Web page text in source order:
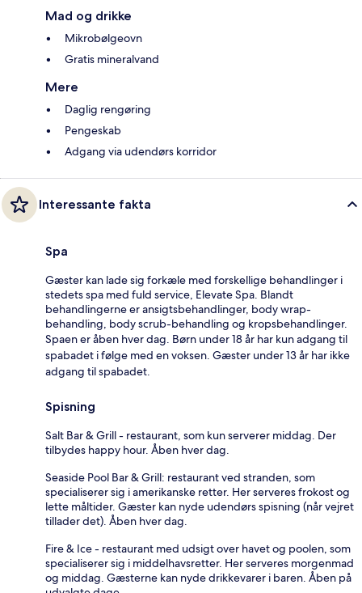
Mad og drikke
Mikrobølgeovn
Gratis mineralvand
Mere
Daglig rengøring
Pengeskab
Adgang via udendørs korridor
Interessante fakta
Spa
Gæster kan lade sig forkæle med forskellige behandlinger i
stedets spa med fuld service, Elevate Spa. Blandt
behandlingerne er ansigtsbehandlinger, body wrap-
behandling, body scrub-behandling og kropsbehandlinger.
Spaen er åben hver dag. Børn under 18 år har kun adgang til
spabadet i følge med en voksen. Gæster under 13 år har ikke
adgang til spabadet.
Spisning
Salt Bar & Grill - restaurant, som kun serverer middag. Der
tilbydes happy hour. Åben hver dag.
Seaside Pool Bar & Grill: restaurant ved stranden, som
specialiserer sig i amerikanske retter. Her serveres frokost og
lette måltider. Gæster kan nyde udendørs spisning (når vejret
tillader det). Åben hver dag.
Fire & Ice - restaurant med udsigt over havet og poolen, som
specialiserer sig i middelhavsretter. Her serveres morgenmad
og middag. Gæsterne kan nyde drikkevarer i baren. Åben på